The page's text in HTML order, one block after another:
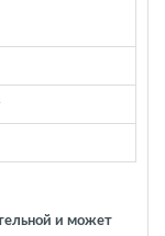
и может